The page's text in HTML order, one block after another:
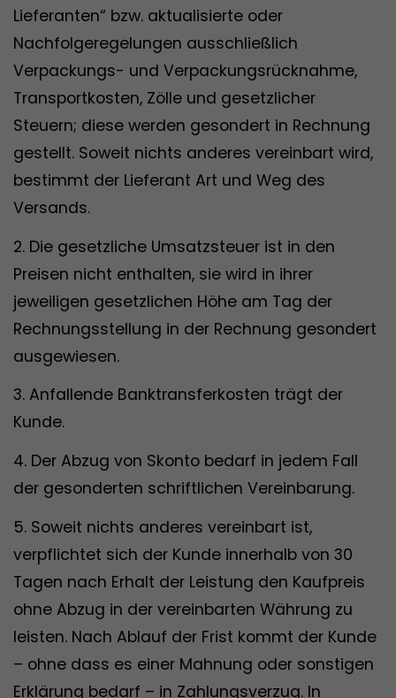
Lieferanten“ bzw. aktualisierte oder
Nachfolgeregelungen ausschließlich
Verpackungs- und Verpackungsrücknahme,
Transportkosten, Zölle und gesetzlicher
Steuern; diese werden gesondert in Rechnung
gestellt. Soweit nichts anderes vereinbart wird,
bestimmt der Lieferant Art und Weg des
Versands.
2. Die gesetzliche Umsatzsteuer ist in den
Preisen nicht enthalten, sie wird in ihrer
jeweiligen gesetzlichen Höhe am Tag der
Rechnungsstellung in der Rechnung gesondert
ausgewiesen.
3. Anfallende Banktransferkosten trägt der
Kunde.
4. Der Abzug von Skonto bedarf in jedem Fall
der gesonderten schriftlichen Vereinbarung.
5. Soweit nichts anderes vereinbart ist,
verpflichtet sich der Kunde innerhalb von 30
Tagen nach Erhalt der Leistung den Kaufpreis
ohne Abzug in der vereinbarten Währung zu
leisten. Nach Ablauf der Frist kommt der Kunde
– ohne dass es einer Mahnung oder sonstigen
Erklärung bedarf – in Zahlungsverzug. In